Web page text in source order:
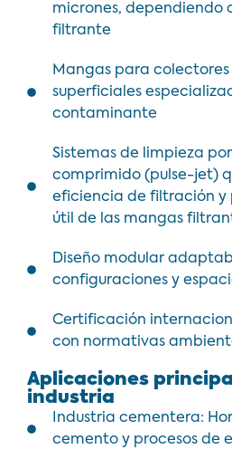
micrones, dependiendo
filtrante
Mangas para
superficiales
contaminante
Sistemas de limpieza
comprimido (pulse-jet)
eficiencia de filtración y
útil de las mangas
Diseño modular
configuraciones y
Certificación
con normativas
Aplicaciones
industria
Industria cementera:
cemento y procesos de